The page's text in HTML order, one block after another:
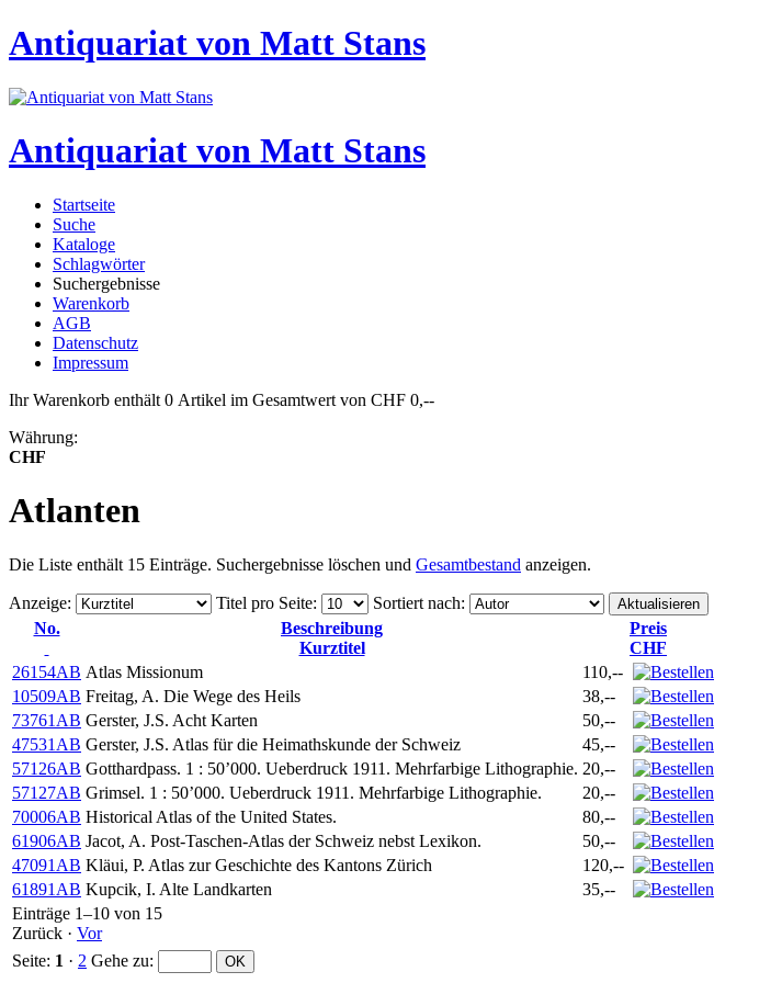
Antiquariat von Matt Stans
Antiquariat von Matt Stans
Startseite
Suche
Kataloge
Schlagwörter
Suchergebnisse
Warenkorb
AGB
Datenschutz
Impressum
Ihr Warenkorb enthält 0 Artikel im Gesamtwert von CHF 0,--
Währung:
CHF
Atlanten
Die Liste enthält 15 Einträge. Suchergebnisse löschen und Gesamtbestand anzeigen.
Anzeige: Titel pro Seite: Sortiert nach:
No.
Beschreibung
Kurztitel
Preis
CHF
26154AB Atlas Missionum
110,--
10509AB Freitag, A. Die Wege des Heils
38,--
73761AB Gerster, J.S. Acht Karten
50,--
47531AB Gerster, J.S. Atlas für die Heimathskunde der Schweiz
45,--
57126AB Gotthardpass. 1 : 50’000. Ueberdruck 1911. Mehrfarbige Lithographie. 20,--
57127AB Grimsel. 1 : 50’000. Ueberdruck 1911. Mehrfarbige Lithographie.
20,--
70006AB Historical Atlas of the United States.
80,--
61906AB Jacot, A. Post-Taschen-Atlas der Schweiz nebst Lexikon.
50,--
47091AB Kläui, P. Atlas zur Geschichte des Kantons Zürich
120,--
61891AB Kupcik, I. Alte Landkarten
35,--
Einträge 1–10 von 15
Zurück · Vor
Seite: 1 · 2 Gehe zu: